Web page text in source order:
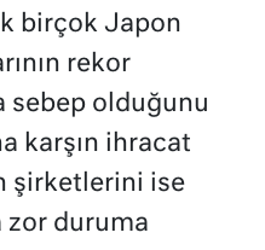
birçok Japon
rekor
sebep olduğunu
karşın ihracat
şirketlerini ise
zor duruma